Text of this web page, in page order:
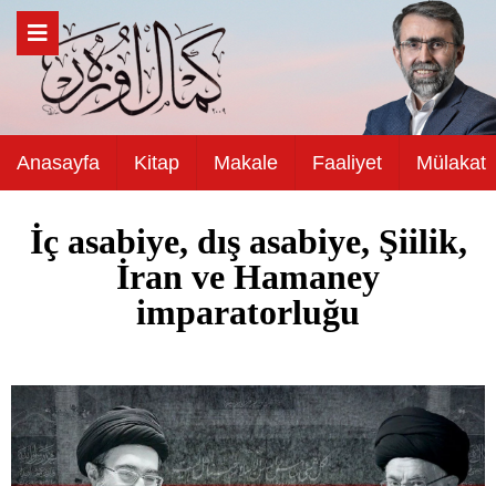
Anasayfa Kitap Makale Faaliyet Mülakat
İç asabiye, dış asabiye, Şiilik,
İran ve Hamaney
imparatorluğu